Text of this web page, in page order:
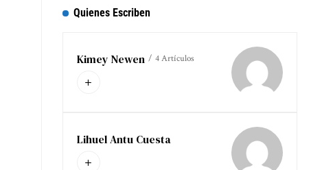
Quienes Escriben
Kimey Newen 4 Artículos
Lihuel Antu Cuesta